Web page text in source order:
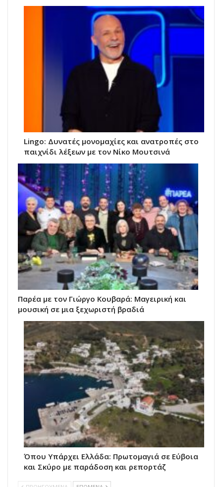
Lingo: Δυνατές μονομαχίες και ανατροπές στο
παιχνίδι λέξεων με τον Νίκο Μουτσινά
Παρέα με τον Γιώργο Κουβαρά: Μαγειρική και
μουσική σε μια ξεχωριστή βραδιά
Όπου Υπάρχει Ελλάδα: Πρωτομαγιά σε Εύβοια
και Σκύρο με παράδοση και ρεπορτάζ